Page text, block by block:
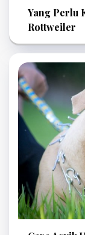
Yang Perlu
Rottweiler